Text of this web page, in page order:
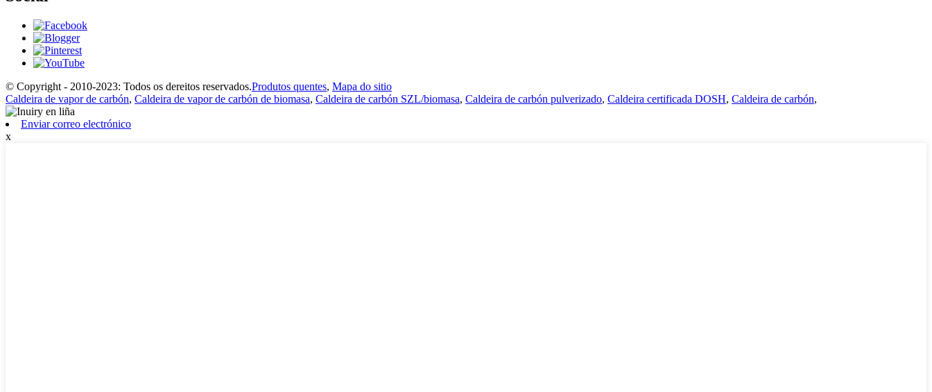
© Copyright - 2010-2023: Todos os dereitos reservados.Produtos quentes, Mapa do sitio
Caldeira de vapor de carbón, Caldeira de vapor de carbón de biomasa, Caldeira de carbón SZL/biomasa, Caldeira de carbón pulverizado, Caldeira certificada DOSH, Caldeira de carbón,
Enviar correo electrónico
x